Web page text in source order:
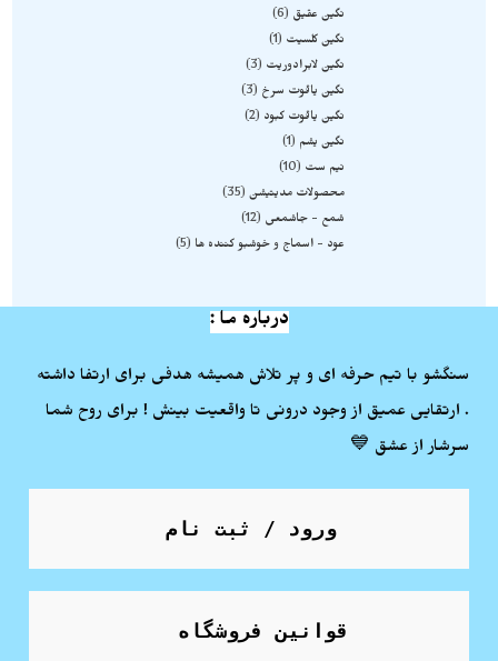
نگین عقیق
6
نگین کلسیت
1
نگین لابرادوریت
3
نگین یاقوت سرخ
3
نگین یاقوت کبود
2
نگین یشم
1
نیم ست
10
محصولات مدیتیشن 35
شمع - جاشمعی
12
عود - اسماج و خوشبو کننده ها
5
درباره ما :
سنگشو با تیم حرفه ای و پر تلاش همیشه هدفی برای ارتفا داشته
. ارتقایی عمیق از وجود درونی تا واقعیت بینش ! برای روح شما
سرشار از عشق 💙
ورود / ثبت نام
قوانین فروشگاه